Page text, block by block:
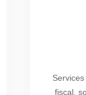
fiscal,